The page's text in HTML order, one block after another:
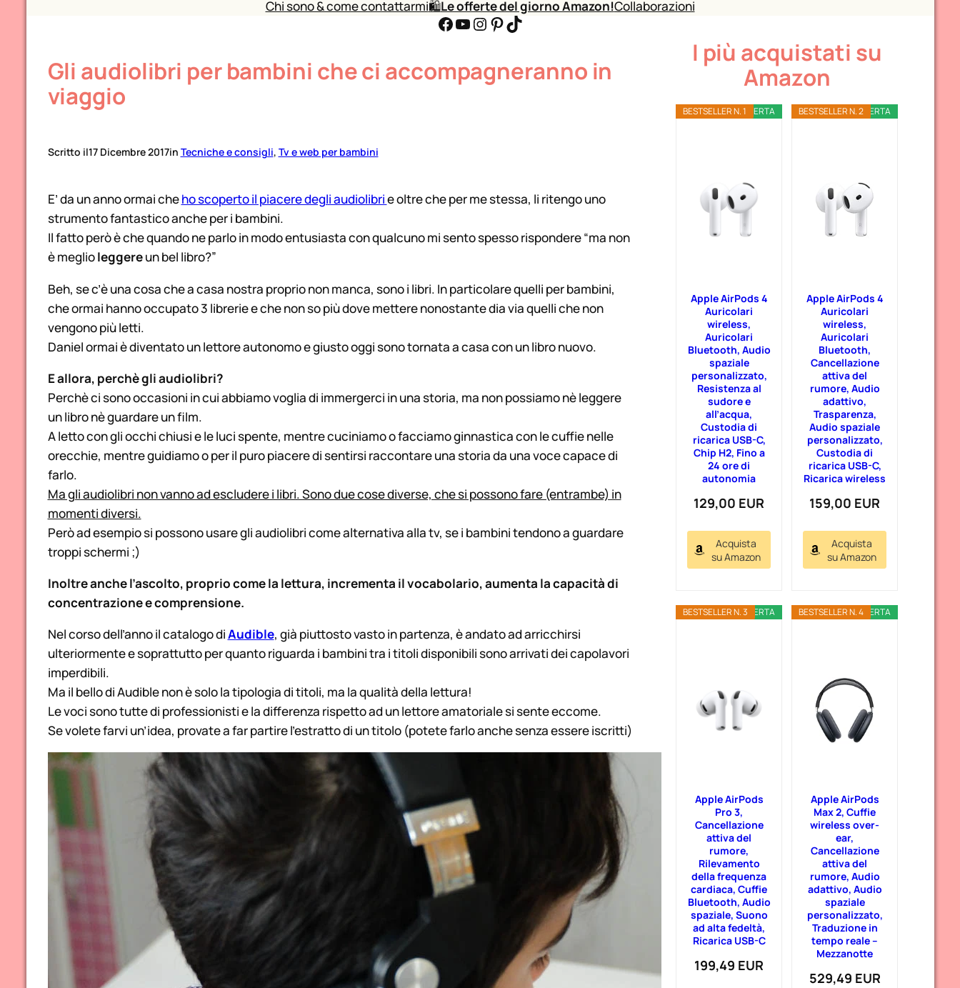
Chi sono & come contattarmi🛍️Le offerte del giorno Amazon!Collaborazioni
Facebook YouTube Instagram Pinterest TikTok
Gli audiolibri per bambini che ci accompagneranno in
viaggio
Scritto il17 Dicembre 2017in Tecniche e consigli, Tv e web per bambini
E’ da un anno ormai cheho scoperto il piacere degli audiolibrie oltre che per me stessa, li ritengo uno
strumento fantastico anche per i bambini.
Il fatto però è che quando ne parlo in modo entusiasta con qualcuno mi sento spesso rispondere “ma non
è meglioleggereun bel libro?”
Beh, se c’è una cosa che a casa nostra proprio non manca, sono i libri. In particolare quelli per bambini,
che ormai hanno occupato 3 librerie e che non so più dove mettere nonostante dia via quelli che non
vengono più letti.
Daniel ormai è diventato un lettore autonomo e giusto oggi sono tornata a casa con un libro nuovo.
E allora, perchè gli audiolibri?
Perchè ci sono occasioni in cui abbiamo voglia di immergerci in una storia, ma non possiamo nè leggere
un libro nè guardare un film.
A letto con gli occhi chiusi e le luci spente, mentre cuciniamo o facciamo ginnastica con le cuffie nelle
orecchie, mentre guidiamo o per il puro piacere di sentirsi raccontare una storia da una voce capace di
farlo.
Ma gli audiolibri non vanno ad escludere i libri. Sono due cose diverse, che si possono fare (entrambe) in
momenti diversi.
Però ad esempio si possono usare gli audiolibri come alternativa alla tv, se i bambini tendono a guardare
troppi schermi ;)
Inoltre anche l’ascolto, proprio come la lettura, incrementa il vocabolario, aumenta la capacità di
concentrazione e comprensione.
Nel corso dell’anno il catalogo diAudible, già piuttosto vasto in partenza, è andato ad arricchirsi
ulteriormente e soprattutto per quanto riguarda i bambini tra i titoli disponibili sono arrivati dei capolavori
imperdibili.
Ma il bello di Audible non è solo la tipologia di titoli, ma la qualità della lettura!
Le voci sono tutte di professionisti e la differenza rispetto ad un lettore amatoriale si sente eccome.
Se volete farvi un’idea, provate a far partire l’estratto di un titolo (potete farlo anche senza essere iscritti)
I più acquistati su
Amazon
OFFERTA
BESTSELLER N. 1
Apple AirPods 4
Auricolari
wireless,
Auricolari
Bluetooth, Audio
spaziale
personalizzato,
Resistenza al
sudore e
all’acqua,
Custodia di
ricarica USB-C,
Chip H2, Fino a
24 ore di
autonomia
129,00 EUR
Acquista
su Amazon
OFFERTA
BESTSELLER N. 2
Apple AirPods 4
Auricolari
wireless,
Auricolari
Bluetooth,
Cancellazione
attiva del
rumore, Audio
adattivo,
Trasparenza,
Audio spaziale
personalizzato,
Custodia di
ricarica USB-C,
Ricarica wireless
159,00 EUR
Acquista
su Amazon
OFFERTA
BESTSELLER N. 3
Apple AirPods
Pro 3,
Cancellazione
attiva del
rumore,
Rilevamento
della frequenza
cardiaca, Cuffie
Bluetooth, Audio
spaziale, Suono
ad alta fedeltà,
Ricarica USB-C​​​​​​​
199,49 EUR
OFFERTA
BESTSELLER N. 4
Apple AirPods
Max 2, Cuffie
wireless over-
ear,
Cancellazione
attiva del
rumore, Audio
adattivo, Audio
spaziale
personalizzato,
Traduzione in
tempo reale –
Mezzanotte
529,49 EUR